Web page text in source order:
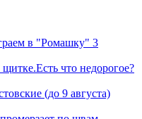
в "Ромашку" 3
что недорогое?
(до 9 августа)